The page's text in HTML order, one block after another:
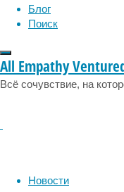
Блог
Поиск
All Empathy
Всё сочувствие, на
Новости
головной
мозг